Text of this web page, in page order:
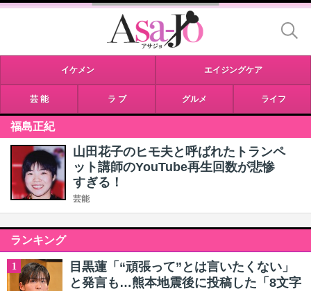
イケメン エイジングケア
芸 能 ラ ブ グルメ ライフ
福島正紀
山田花子のヒモ夫と呼ばれたトランペ
ット講師のYouTube再生回数が悲惨
すぎる！
芸能
ランキング
1
目黒蓮「“頑張って”とは言いたくない」
と発言も…熊本地震後に投稿した「8文字